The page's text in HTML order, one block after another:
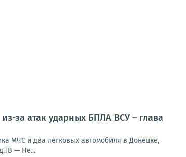
за атак ударных БПЛА ВСУ – глава
МЧС и два легковых автомобиля в Донецке,
— Не...